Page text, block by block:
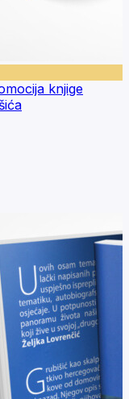
knjige